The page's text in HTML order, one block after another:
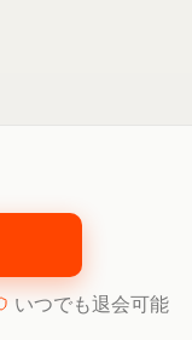
いつでも退会可能